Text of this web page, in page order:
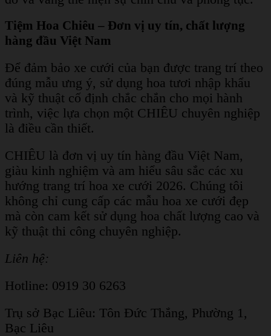
Tiệm Hoa Chiêu – Đơn vị uy tín, chất lượng
hàng đầu Việt Nam
Để đảm bảo xe cưới của bạn được trang trí theo
đúng mẫu ưng ý, sử dụng hoa tươi nhập khẩu
và kỹ thuật cố định chắc chắn cho mọi hành
trình, việc lựa chọn một CHIÊU chuyên nghiệp
là điều cần thiết.
CHIÊU là đơn vị uy tín hàng đầu Việt Nam,
giàu kinh nghiệm và am hiểu sâu sắc các xu
hướng trang trí hoa xe cưới 2026. Chúng tôi
không chỉ cung cấp các mẫu hoa xe cưới đẹp
mà còn cam kết sử dụng hoa chất lượng cao và
kỹ thuật thi công chuyên nghiệp.
Liên hệ:
Hotline: 0919 30 6263
Trụ sở Bạc Liêu: Tôn Đức Thắng, Phường 1,
Bạc Liêu